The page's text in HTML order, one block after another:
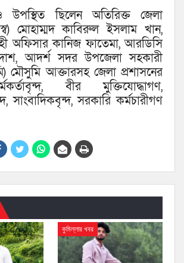
ছিলেন অতিরিক্ত জেলা
মোহাম্মদ কাবিরুল ইসলাম খান,
অফিসার কানিজ ফাতেমা, আরডিসি
আদর্শ সদর উপজেলা সহকারী
মৌসুমি আক্তারসহ জেলা প্রশাসনের
বীর মুক্তিযোদ্ধাগণ,
সাংবাদিকবৃন্দ, সরকারি কর্মচারীগণ
কুমিল্লার খবর